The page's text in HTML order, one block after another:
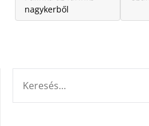
nagykerből